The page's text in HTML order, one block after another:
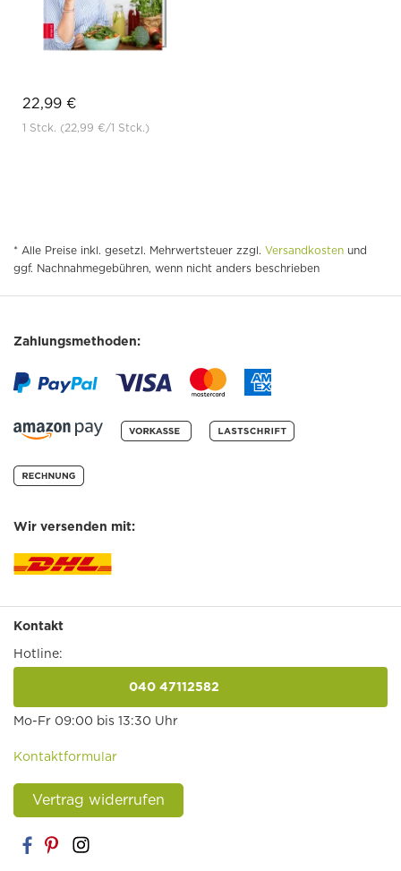
22,99 €
1 Stck. (22,99 €/1 Stck.)
* Alle Preise inkl. gesetzl. Mehrwertsteuer zzgl. Versandkosten und
ggf. Nachnahmegebühren, wenn nicht anders beschrieben
Zahlungsmethoden:
Wir versenden mit:
Kontakt
Hotline:
040 47112582
Mo-Fr 09:00 bis 13:30 Uhr
Kontaktformular
Vertrag widerrufen